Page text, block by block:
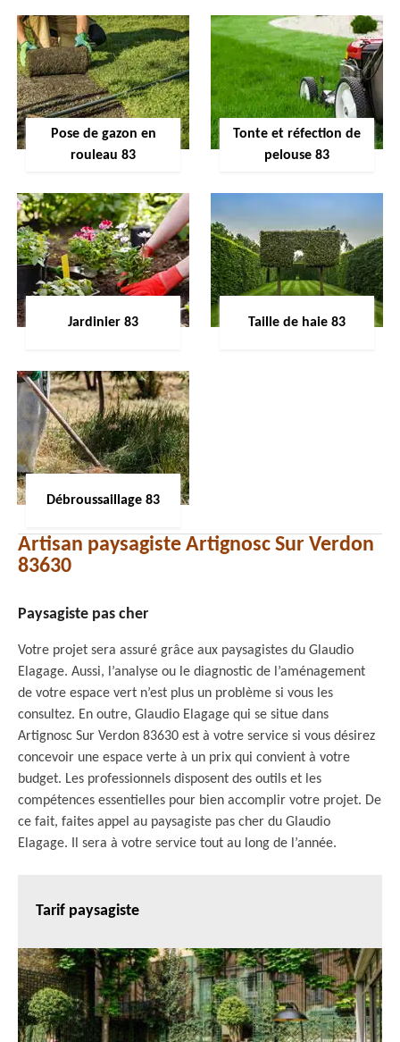
Pose de gazon en
rouleau 83
Tonte et réfection de
pelouse 83
Jardinier 83 Taille de haie 83
Débroussaillage 83
Artisan paysagiste Artignosc Sur Verdon
83630
Paysagiste pas cher
Votre projet sera assuré grâce aux paysagistes du Glaudio
Elagage. Aussi, l’analyse ou le diagnostic de l’aménagement
de votre espace vert n’est plus un problème si vous les
consultez. En outre, Glaudio Elagage qui se situe dans
Artignosc Sur Verdon 83630 est à votre service si vous désirez
concevoir une espace verte à un prix qui convient à votre
budget. Les professionnels disposent des outils et les
compétences essentielles pour bien accomplir votre projet. De
ce fait, faites appel au paysagiste pas cher du Glaudio
Elagage. Il sera à votre service tout au long de l’année.
Tarif paysagiste